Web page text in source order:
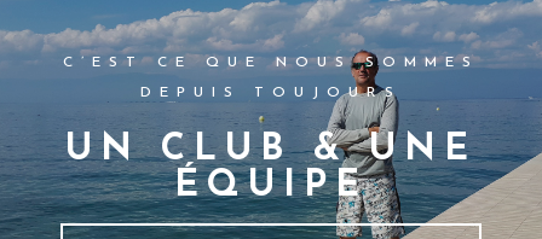
C’EST CE QUE NOUS SOMMES
DEPUIS TOUJOURS
UN CLUB & UNE
ÉQUIPE